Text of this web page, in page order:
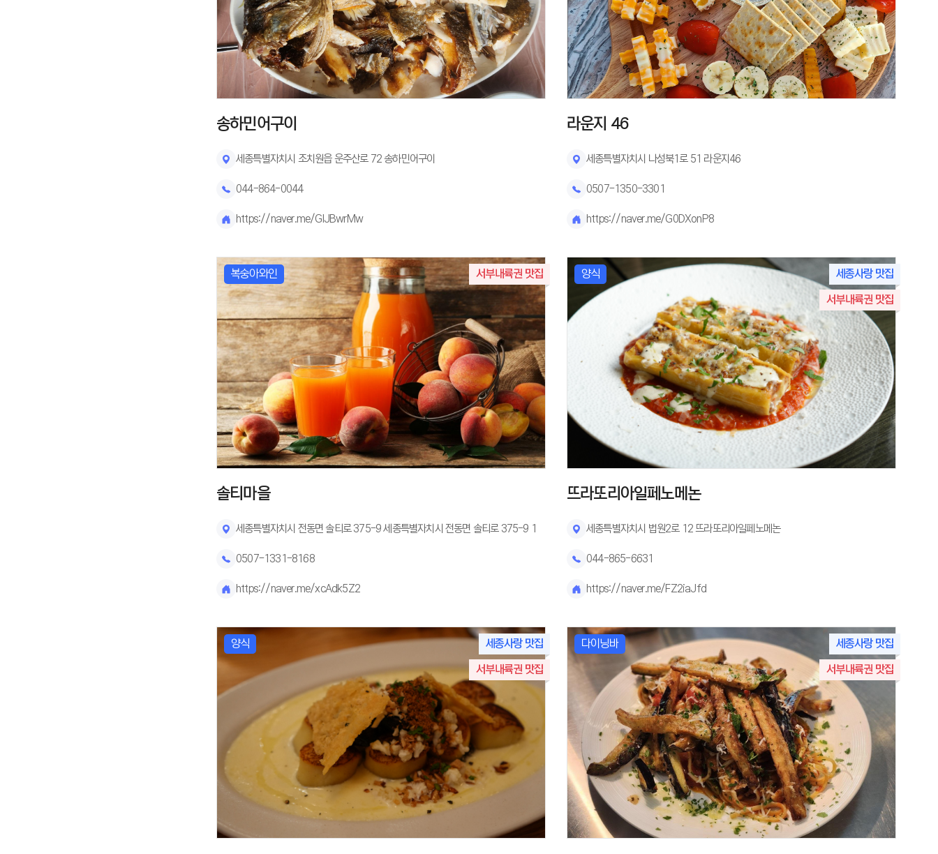
송하민어구이
세종특별자치시 조치원읍 운주산로 72 송하민어구이
044-864-0044
https://naver.me/GlJBwrMw
라운지 46
세종특별자치시 나성북1로 51 라운지46
0507-1350-3301
https://naver.me/G0DXonP8
복숭아와인 서부내륙권 맛집
솔티마을
세종특별자치시 전동면 솔티로 375-9 세종특별자치시 전동면 솔티로 375-9 1
0507-1331-8168
https://naver.me/xcAdk5Z2
양식 세종사랑 맛집
서부내륙권 맛집
뜨라또리아일페노메논
세종특별자치시 법원2로 12 뜨라또리아일페노메논
044-865-6631
https://naver.me/FZ2iaJfd
양식 세종사랑 맛집
서부내륙권 맛집
다이닝바 세종사랑 맛집
서부내륙권 맛집